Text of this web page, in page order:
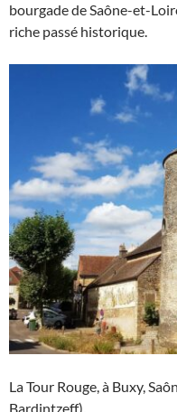
bourgade de Saône-et-
riche passé historique.
La Tour Rouge, à Buxy,
Bardintzeff).